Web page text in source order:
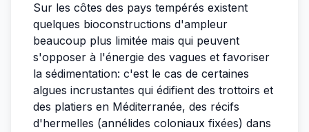
Sur les côtes des pays tempérés existent
quelques bioconstructions d'ampleur
beaucoup plus limitée mais qui peuvent
s'opposer à l'énergie des vagues et favoriser
la sédimentation: c'est le cas de certaines
algues incrustantes qui édifient des trottoirs et
des platiers en Méditerranée, des récifs
d'hermelles (annélides coloniaux fixées) dans